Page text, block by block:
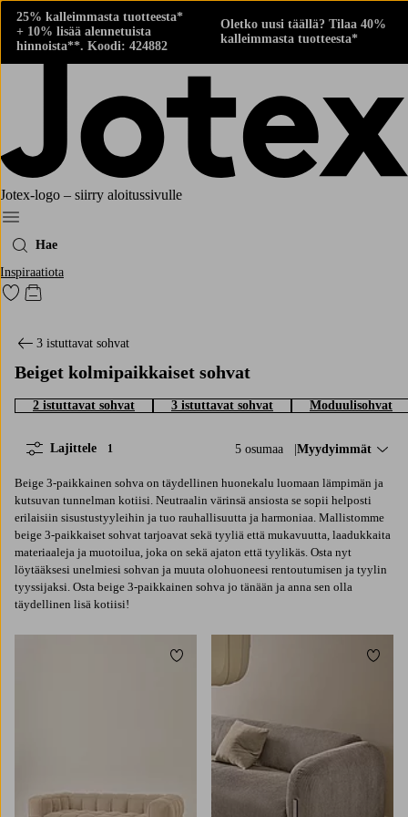
25% kalleimmasta tuotteesta*
+ 10% lisää alennetuista
hinnoista**. Koodi: 424882
Oletko uusi täällä? Tilaa 40%
kalleimmasta tuotteesta*
Jotex-logo – siirry aloitussivulle
Menu
Hae
Inspiraatiota
Siirry merkittyihin suosikkituotteisiin
Siirry ostoskoriin
3 istuttavat sohvat
Beiget kolmipaikkaiset sohvat
2 istuttavat sohvat 3 istuttavat sohvat Moduulisohvat
5 osumaa Lajittele:
Myydyimmät
Lajittele 1
Beige 3-paikkainen sohva on täydellinen huonekalu luomaan lämpimän ja
kutsuvan tunnelman kotiisi. Neutraalin värinsä ansiosta se sopii helposti
erilaisiin sisustustyyleihin ja tuo rauhallisuutta ja harmoniaa. Mallistomme
beige 3-paikkaiset sohvat tarjoavat sekä tyyliä että mukavuutta, laadukkaita
materiaaleja ja muotoilua, joka on sekä ajaton että tyylikäs. Osta nyt
löytääksesi unelmiesi sohvan ja muuta olohuoneesi rentoutumisen ja tyylin
tyyssijaksi. Osta beige 3-paikkainen sohva jo tänään ja anna sen olla
täydellinen lisä kotiisi!
Lisää suosikkeihin Lisää